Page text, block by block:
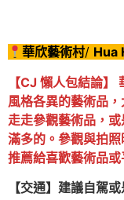
華欣藝術村/ Hua
【CJ 懶人包結論
風格各異的藝術品
走走參觀藝術品，
滿多的。參觀與拍
推薦給喜歡藝術品或
【交通】建議自駕